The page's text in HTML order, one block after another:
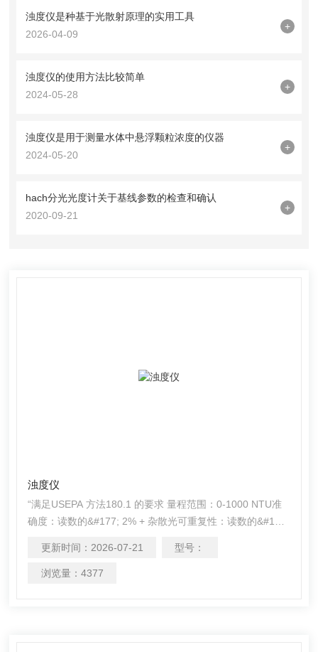
浊度仪是种基于光散射原理的实用工具
2026-04-09
+
浊度仪的使用方法比较简单
2024-05-28
+
浊度仪是用于测量水体中悬浮颗粒浓度的仪器
2024-05-20
+
hach分光光度计关于基线参数的检查和确认
2020-09-21
+
浊度仪
“满足USEPA 方法180.1 的要求 量程范围：0-1000 NTU准
确度：读数的&#177; 2% + 杂散光可重复性：读数的&#177;
0.01NTU“符合标准： 满足ISO7027，DIN EN 27027，DIN
38404和NFT9033 的要求认证：CE，CM
更新时间： 2026-07-21 型号：
浏览量： 4377